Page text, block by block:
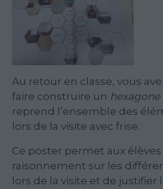
Au retour en classe, vous
faire construire un
reprend l’ensemble des
lors de la visite avec frise.
Ce poster permet aux
raisonnement sur les
lors de la visite et de justifier